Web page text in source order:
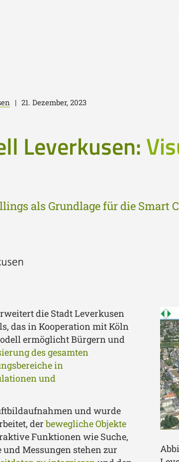
| 21. Dezember, 2023
Leverkusen:
als Grundlage für die Smart
die Stadt Leverkusen
das in Kooperation mit Köln
ermöglicht Bürgern und
des gesamten
in
und
und wurde
der bewegliche Objekte
Funktionen wie Suche,
und Messungen stehen zur